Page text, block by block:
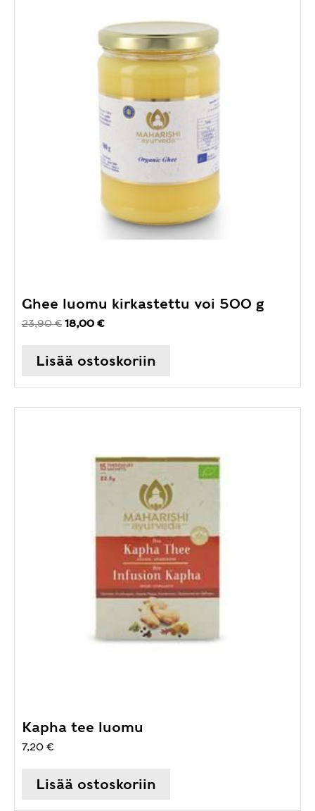
Ghee luomu kirkastettu voi 500 g
23,90€ Alkuperäinen
oli:
23,90 €.
18,00 €Nykyinen
on:
18,00 €.
Lisää ostoskoriin
Kapha tee luomu
7,20 €
Lisää ostoskoriin